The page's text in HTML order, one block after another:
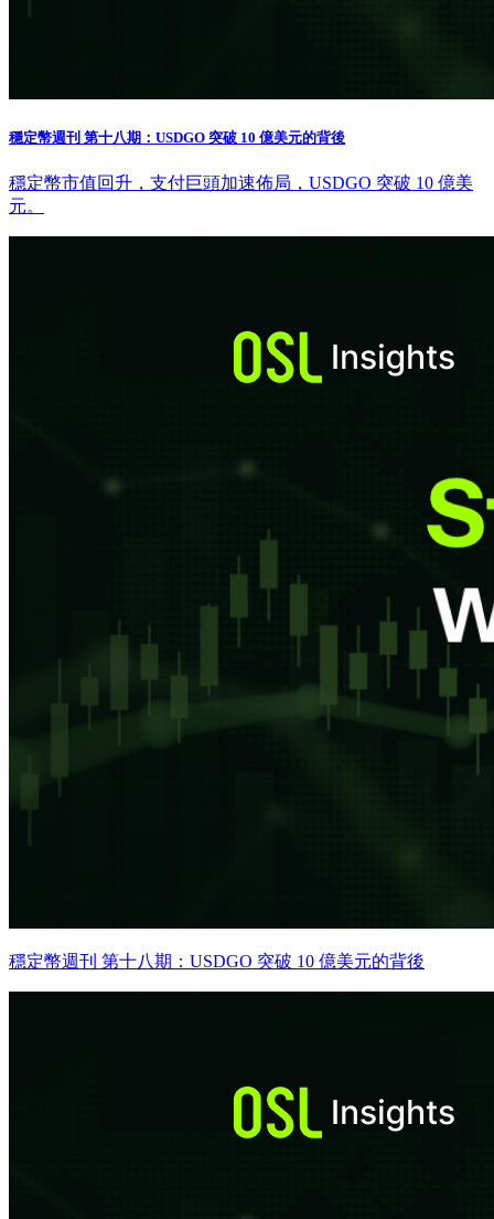
穩定幣週刊 第十八期：USDGO 突破 10 億美元的背後
穩定幣市值回升，支付巨頭加速佈局，USDGO 突破 10 億美
元。
穩定幣週刊 第十八期：USDGO 突破 10 億美元的背後